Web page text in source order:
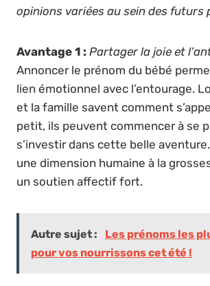
opinions variées au sein des futurs
Avantage 1 : Partager la joie et
Annoncer le prénom du bébé
lien émotionnel avec l’entourage.
et la famille savent comment
petit, ils peuvent commencer à se
s’investir dans cette belle
une dimension humaine à la
un soutien affectif fort.
Autre sujet :
Les prénoms les
pour vos nourrissons cet été !